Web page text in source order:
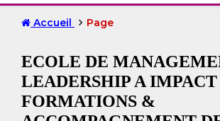
Accueil Page
ECOLE DE
LEADERSHIP A
FORMATIONS &